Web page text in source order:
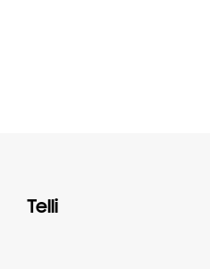
Telli